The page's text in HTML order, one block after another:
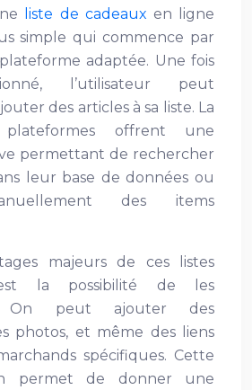
liste de cadeaux en ligne
simple qui commence par
adaptée. Une fois
l’utilisateur peut
des articles à sa liste. La
offrent une
permettant de rechercher
leur base de données ou
des items
majeurs de ces listes
la possibilité de les
On peut ajouter des
photos, et même des liens
spécifiques. Cette
permet de donner une